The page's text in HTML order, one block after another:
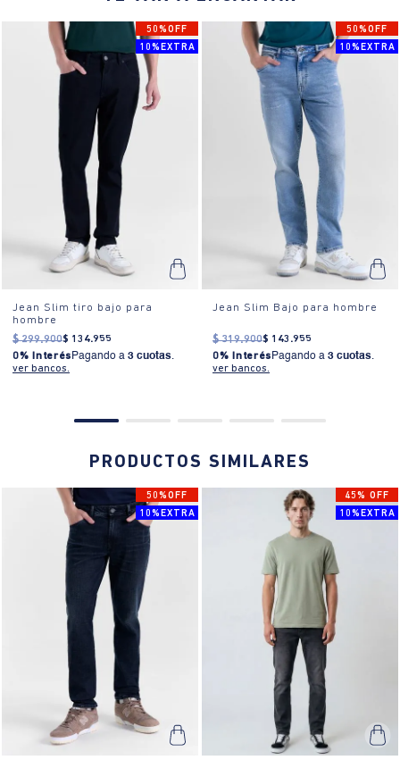
efectos de lavado visibles.
¿Cómo se usa?:Este jean slim es ideal para salidas casuales,
reuniones informales o un día relajado en la ciudad.
50%OFF
10%EXTRA
Jean Slim tiro bajo para
hombre
$ 299.900$ 134.955
0% Interés Pagando a 3 cuotas.
ver bancos.
50%OFF
10%EXTRA
Jean Slim Bajo para hombre
$ 319.900$ 143 .955
0% Interés Pagando a 3 cuotas.
ver bancos.
PRODUCTOS SIMILARES
50%OFF
10%EXTRA
45% OFF
10%EXTRA